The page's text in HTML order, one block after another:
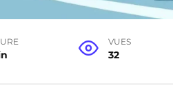
VUES
32